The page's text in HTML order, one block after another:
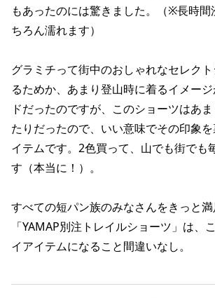
もあったのには驚きました。（※長時間
ちろん濡れます）
グラミチって街中のおしゃれなセレク
るためか、あまり登山時に着るイメー
ドだったのですが、このショーツはあ
たりだったので、いい意味でその印象
イテムです。2色買って、山でも街でも
す（本当に！）。
すべての短パン族のみなさんをきっと
「YAMAP別注トレイルショーツ」は、
イアイテムになること間違いなし。